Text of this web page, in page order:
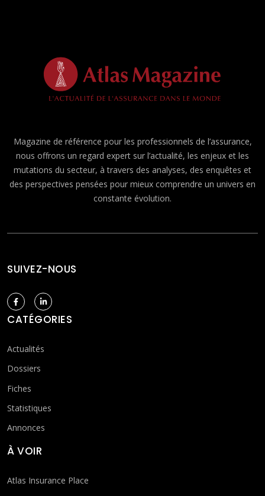
Magazine de référence pour les professionnels de l’assurance,
nous offrons un regard expert sur l’actualité, les enjeux et les
mutations du secteur, à travers des analyses, des enquêtes et
des perspectives pensées pour mieux comprendre un univers en
constante évolution.
SUIVEZ-NOUS
CATÉGORIES
Actualités
Dossiers
Fiches
Statistiques
Annonces
À VOIR
Atlas Insurance Place